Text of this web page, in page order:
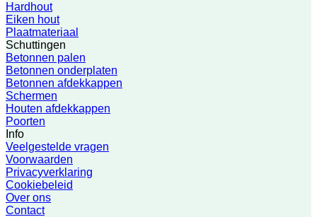
Hardhout
Eiken hout
Plaatmateriaal
Schuttingen
Betonnen palen
Betonnen onderplaten
Betonnen afdekkappen
Schermen
Houten afdekkappen
Poorten
Info
Veelgestelde vragen
Voorwaarden
Privacyverklaring
Cookiebeleid
Over ons
Contact